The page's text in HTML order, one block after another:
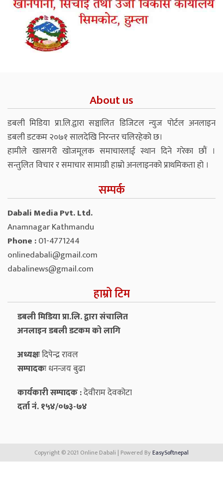
About us
डबली मिडिया प्रा.लि.द्वारा सञ्चालित डिजिटल न्युज पोर्टल अनलाइन
डबली डटकम २०७१ सालदेखि निरन्तर चलिरहेको छ।
हामीले खासगरी खोजमूलक समाचारलाई स्थान दिने गरेका छौं ।
सन्तुलित विचार र समाचार सामाग्री हाम्रो अनलाइनको प्राथमिकता हो ।
सम्पर्क
Dabali Media Pvt. Ltd.
Anamnagar Kathmandu
Phone :01-4771244
onlinedabali@gmail.com
dabalinews@gmail.com
हाम्रो टिम
डबली मिडिया प्रा.लि. द्वारा संचालित
अनलाइन डबली डटकम को लागि
अध्यक्षःदिपेन्द्र रावल
सम्पादकःधनन्‍जय बुढा
कार्यकारी सम्पादक :देवीराम देवकोटा
दर्ता नं. १५४/०७३-७४
Copyright © 2021 Online Dabali | Powered ByEasySoftnepal